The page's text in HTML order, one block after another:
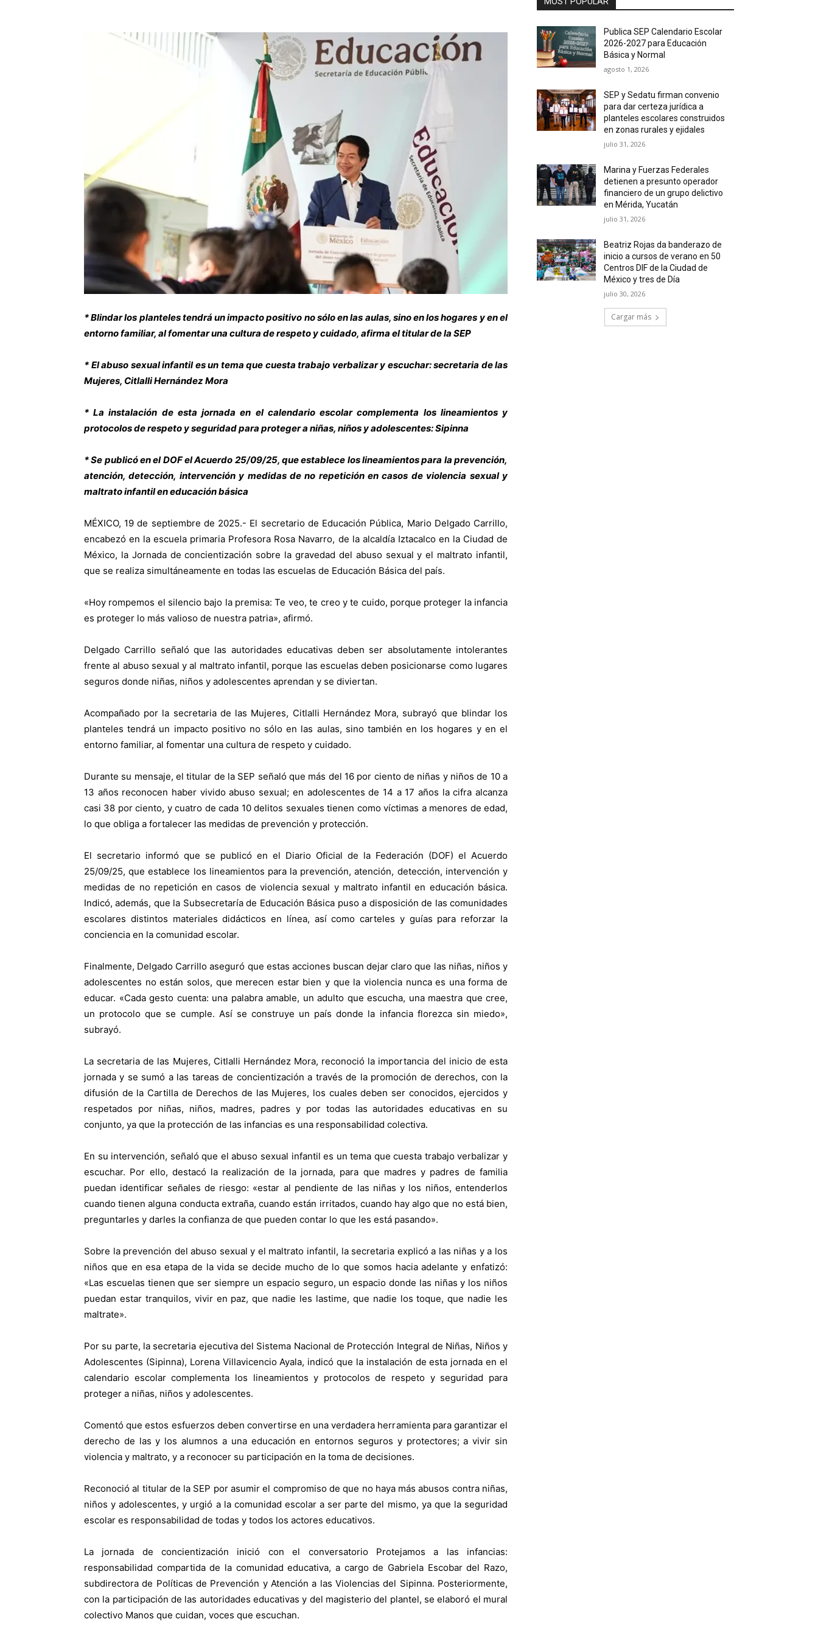
* Blindar los planteles tendrá un impacto positivo no sólo en las aulas, sino en los hogares y en el
entorno familiar, al fomentar una cultura de respeto y cuidado, afirma el titular de la SEP
* El abuso sexual infantil es un tema que cuesta trabajo verbalizar y escuchar: secretaria de las
Mujeres, Citlalli Hernández Mora
* La instalación de esta jornada en el calendario escolar complementa los lineamientos y
protocolos de respeto y seguridad para proteger a niñas, niños y adolescentes: Sipinna
* Se publicó en el DOF el Acuerdo 25/09/25, que establece los lineamientos para la prevención,
atención, detección, intervención y medidas de no repetición en casos de violencia sexual y
maltrato infantil en educación básica
MÉXICO, 19 de septiembre de 2025.- El secretario de Educación Pública, Mario Delgado Carrillo,
encabezó en la escuela primaria Profesora Rosa Navarro, de la alcaldía Iztacalco en la Ciudad de
México, la Jornada de concientización sobre la gravedad del abuso sexual y el maltrato infantil,
que se realiza simultáneamente en todas las escuelas de Educación Básica del país.
«Hoy rompemos el silencio bajo la premisa: Te veo, te creo y te cuido, porque proteger la infancia
es proteger lo más valioso de nuestra patria», afirmó.
Delgado Carrillo señaló que las autoridades educativas deben ser absolutamente intolerantes
frente al abuso sexual y al maltrato infantil, porque las escuelas deben posicionarse como lugares
seguros donde niñas, niños y adolescentes aprendan y se diviertan.
Acompañado por la secretaria de las Mujeres, Citlalli Hernández Mora, subrayó que blindar los
planteles tendrá un impacto positivo no sólo en las aulas, sino también en los hogares y en el
entorno familiar, al fomentar una cultura de respeto y cuidado.
Durante su mensaje, el titular de la SEP señaló que más del 16 por ciento de niñas y niños de 10 a
13 años reconocen haber vivido abuso sexual; en adolescentes de 14 a 17 años la cifra alcanza
casi 38 por ciento, y cuatro de cada 10 delitos sexuales tienen como víctimas a menores de edad,
lo que obliga a fortalecer las medidas de prevención y protección.
El secretario informó que se publicó en el Diario Oficial de la Federación (DOF) el Acuerdo
25/09/25, que establece los lineamientos para la prevención, atención, detección, intervención y
medidas de no repetición en casos de violencia sexual y maltrato infantil en educación básica.
Indicó, además, que la Subsecretaría de Educación Básica puso a disposición de las comunidades
escolares distintos materiales didácticos en línea, así como carteles y guías para reforzar la
conciencia en la comunidad escolar.
Finalmente, Delgado Carrillo aseguró que estas acciones buscan dejar claro que las niñas, niños y
adolescentes no están solos, que merecen estar bien y que la violencia nunca es una forma de
educar. «Cada gesto cuenta: una palabra amable, un adulto que escucha, una maestra que cree,
un protocolo que se cumple. Así se construye un país donde la infancia florezca sin miedo»,
subrayó.
La secretaria de las Mujeres, Citlalli Hernández Mora, reconoció la importancia del inicio de esta
jornada y se sumó a las tareas de concientización a través de la promoción de derechos, con la
difusión de la Cartilla de Derechos de las Mujeres, los cuales deben ser conocidos, ejercidos y
respetados por niñas, niños, madres, padres y por todas las autoridades educativas en su
conjunto, ya que la protección de las infancias es una responsabilidad colectiva.
En su intervención, señaló que el abuso sexual infantil es un tema que cuesta trabajo verbalizar y
escuchar. Por ello, destacó la realización de la jornada, para que madres y padres de familia
puedan identificar señales de riesgo: «estar al pendiente de las niñas y los niños, entenderlos
cuando tienen alguna conducta extraña, cuando están irritados, cuando hay algo que no está bien,
preguntarles y darles la confianza de que pueden contar lo que les está pasando».
Sobre la prevención del abuso sexual y el maltrato infantil, la secretaria explicó a las niñas y a los
niños que en esa etapa de la vida se decide mucho de lo que somos hacia adelante y enfatizó:
«Las escuelas tienen que ser siempre un espacio seguro, un espacio donde las niñas y los niños
puedan estar tranquilos, vivir en paz, que nadie les lastime, que nadie los toque, que nadie les
maltrate».
Por su parte, la secretaria ejecutiva del Sistema Nacional de Protección Integral de Niñas, Niños y
Adolescentes (Sipinna), Lorena Villavicencio Ayala, indicó que la instalación de esta jornada en el
calendario escolar complementa los lineamientos y protocolos de respeto y seguridad para
proteger a niñas, niños y adolescentes.
Comentó que estos esfuerzos deben convertirse en una verdadera herramienta para garantizar el
derecho de las y los alumnos a una educación en entornos seguros y protectores; a vivir sin
violencia y maltrato, y a reconocer su participación en la toma de decisiones.
Reconoció al titular de la SEP por asumir el compromiso de que no haya más abusos contra niñas,
niños y adolescentes, y urgió a la comunidad escolar a ser parte del mismo, ya que la seguridad
escolar es responsabilidad de todas y todos los actores educativos.
La jornada de concientización inició con el conversatorio Protejamos a las infancias:
responsabilidad compartida de la comunidad educativa, a cargo de Gabriela Escobar del Razo,
subdirectora de Políticas de Prevención y Atención a las Violencias del Sipinna. Posteriormente,
con la participación de las autoridades educativas y del magisterio del plantel, se elaboró el mural
colectivo Manos que cuidan, voces que escuchan.
Publica SEP Calendario Escolar
2026-2027 para Educación
Básica y Normal
agosto 1, 2026
SEP y Sedatu firman convenio
para dar certeza jurídica a
planteles escolares construidos
en zonas rurales y ejidales
julio 31, 2026
Marina y Fuerzas Federales
detienen a presunto operador
financiero de un grupo delictivo
en Mérida, Yucatán
julio 31, 2026
Beatriz Rojas da banderazo de
inicio a cursos de verano en 50
Centros DIF de la Ciudad de
México y tres de Día
julio 30, 2026
Cargar más